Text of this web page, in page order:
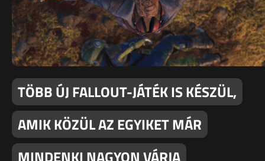
TÖBB ÚJ FALLOUT-JÁTÉK IS KÉSZÜL,
AMIK KÖZÜL AZ EGYIKET MÁR